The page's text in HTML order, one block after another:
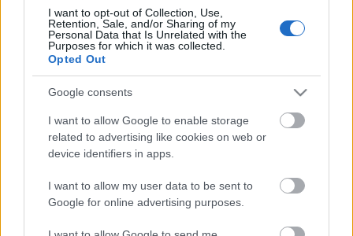
I want to opt-out of Collection, Use,
Retention, Sale, and/or Sharing of my
Personal Data that Is Unrelated with the
Purposes for which it was collected.
Opted Out
Google consents
I want to allow Google to enable storage
related to advertising like cookies on web or
device identifiers in apps.
I want to allow my user data to be sent to
Google for online advertising purposes.
Βόλος
Ατρόμητος Αθηνών
Κηφισιά
Αστέρας Τρίπολης
Παναιτωλικός
Το σύνολο του περιεχομένου και των υπηρεσιών του gazzetta.gr
διατίθεται στους επισκέπτες αυστηρά για προσωπική χρήση.
Απαγορεύεται η χρήση ή επανεκπομπή του, σε οποιοδήποτε μέσο,